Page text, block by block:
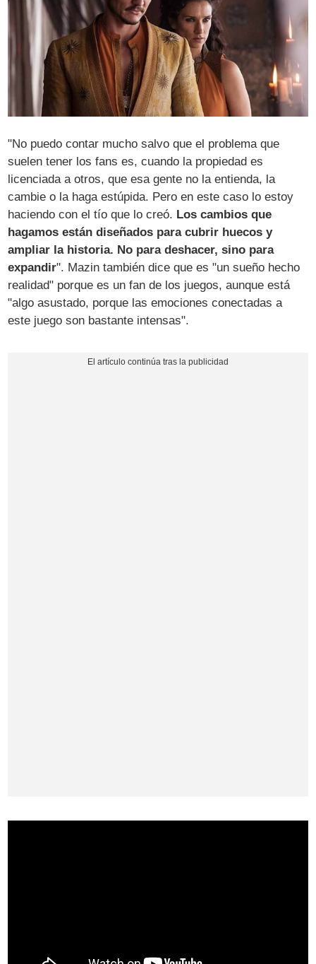
"No puedo contar mucho salvo que el problema que
suelen tener los fans es, cuando la propiedad es
licenciada a otros, que esa gente no la entienda, la
cambie o la haga estúpida. Pero en este caso lo estoy
haciendo con el tío que lo creó. Los cambios que
hagamos están diseñados para cubrir huecos y
ampliar la historia. No para deshacer, sino para
expandir". Mazin también dice que es "un sueño hecho
realidad" porque es un fan de los juegos, aunque está
"algo asustado, porque las emociones conectadas a
este juego son bastante intensas".